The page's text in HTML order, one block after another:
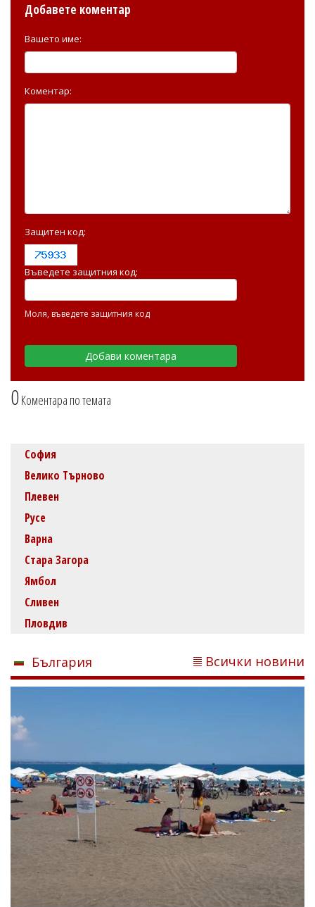
0Коментара по темата
Добавете коментар
Вашето име:
Коментар:
Защитен код:
Въведете защитния код:
Моля, въведете защитния код
София
Велико Търново
Плевен
Русе
Варна
Стара Загора
Ямбол
Сливен
Пловдив
България Всички новини